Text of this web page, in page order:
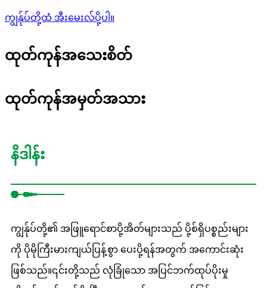
ကျွန်ုပ်တို့ထံ အီးမေးလ်ပို့ပါ။
ထုတ်ကုန်အသေးစိတ်
ထုတ်ကုန်အမှတ်အသား
နိဒါန်း
ကျွန်ုပ်တို့၏ အဖြူရောင်စာပို့အိတ်များသည် ပို့စ်ရှိပစ္စည်းများ
ကို ပိုမိုကြီးမားကျယ်ပြန့်စွာ ပေးပို့ရန်အတွက် အကောင်းဆုံး
ဖြစ်သည်။၎င်းတို့သည် လုံခြုံသော အပြင်ဘက်ထုပ်ပိုးမှု